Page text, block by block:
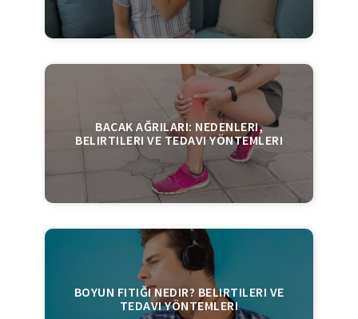
BACAK AĞRILARI: NEDENLERI,
BELIRTILERI VE TEDAVI YÖNTEMLERI
BOYUN FITIĞI NEDIR? BELIRTILERI VE
TEDAVI YÖNTEMLERI